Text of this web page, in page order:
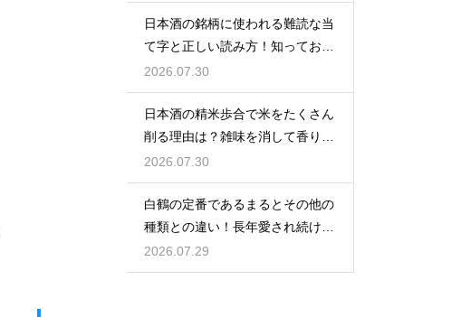
日本酒の銘柄に使われる難読な当
て字と正しい読み方！知っておき
たい銘酒
2026.07.30
日本酒の精米歩合で米をたくさん
削る理由は？雑味を消して香りを
引き出す
2026.07.30
白鶴の定番であるまるとその他の
種類との違い！長年愛され続ける
秘密
2026.07.29